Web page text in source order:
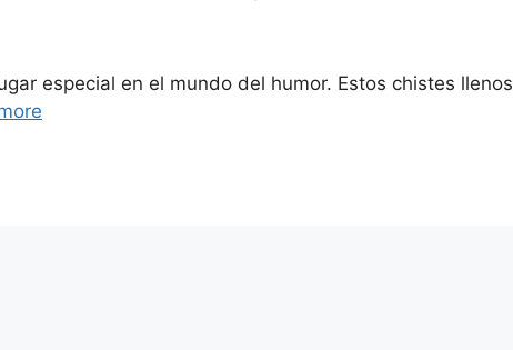
especial en el mundo del humor. Estos chistes llenos